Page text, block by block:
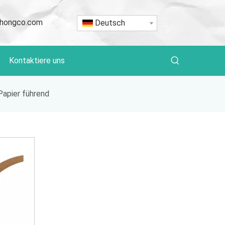
Deutsch
Kontaktiere uns
führend